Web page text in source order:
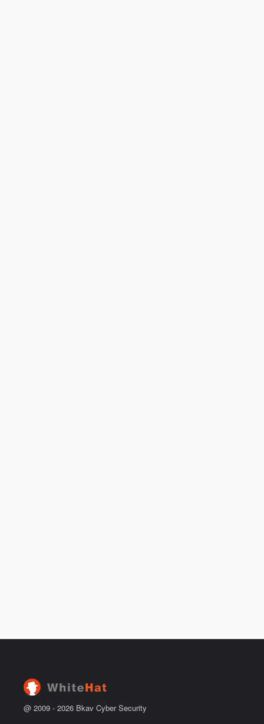
@ 2009 - 2026 Bkav Cyber Security